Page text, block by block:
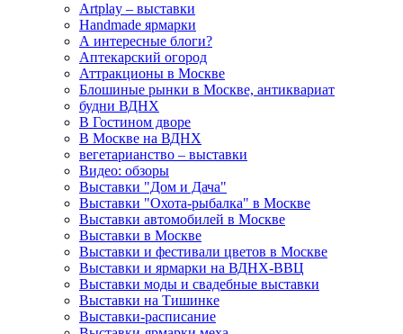
Artplay – выставки
Handmade ярмарки
А интересные блоги?
Аптекарский огород
Аттракционы в Москве
Блошиные рынки в Москве, антиквариат
будни ВДНХ
В Гостином дворе
В Москве на ВДНХ
вегетарианство – выставки
Видео: обзоры
Выставки "Дом и Дача"
Выставки "Охота-рыбалка" в Москве
Выставки автомобилей в Москве
Выставки в Москве
Выставки и фестивали цветов в Москве
Выставки и ярмарки на ВДНХ-ВВЦ
Выставки моды и свадебные выставки
Выставки на Тишинке
Выставки-расписание